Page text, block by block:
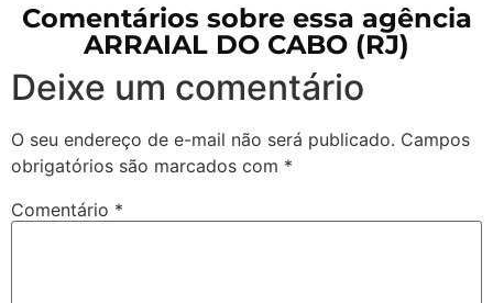
Comentários sobre essa agência
ARRAIAL DO CABO (RJ)
Deixe um comentário
O seu endereço de e-mail não será publicado. Campos
obrigatórios são marcados com *
Comentário *